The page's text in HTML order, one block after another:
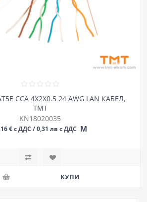
CCA 4Х2Х0.5 24 AWG LAN КАБЕЛ,
ТМТ
KN18020035
€ с ДДС / 0,31 лв с ДДС М